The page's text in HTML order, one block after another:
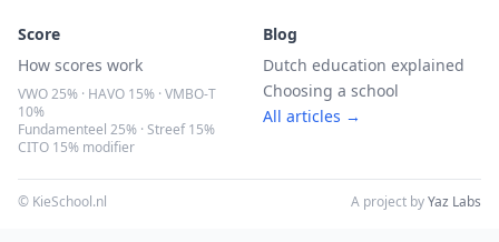
Score
How scores work
VWO 25% · HAVO 15% · VMBO-T
10%
Fundamenteel 25% · Streef 15%
CITO 15% modifier
Blog
Dutch education explained
Choosing a school
All articles →
© KieSchool.nl A project byYaz Labs